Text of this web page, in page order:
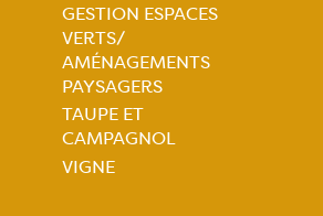
GESTION ESPACES
VERTS/
AMÉNAGEMENTS
PAYSAGERS
TAUPE ET
CAMPAGNOL
VIGNE